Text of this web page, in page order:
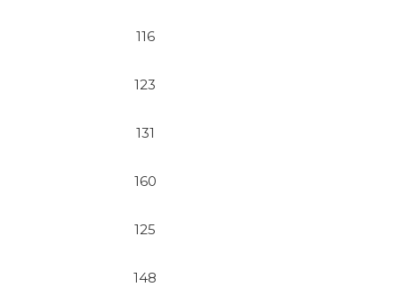
116
123
131
160
125
148